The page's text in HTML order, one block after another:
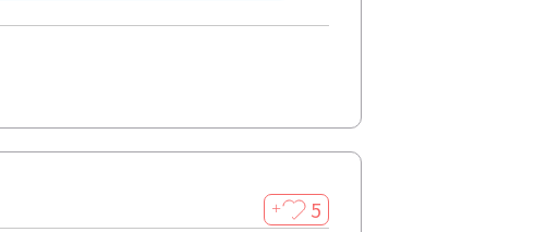
＋ 5